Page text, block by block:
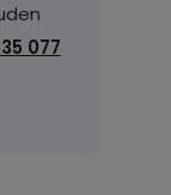
077